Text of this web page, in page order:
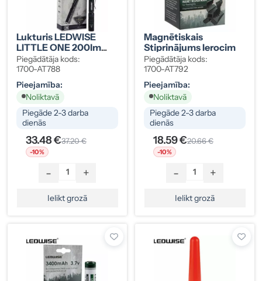
Lukturis LEDWISE
LITTLE ONE 200lm
2xAAA
Piegādātāja kods:
1700-AT788
Pieejamība:
Noliktavā
Piegāde 2-3 darba
dienās
33.48 €37.20 €
-10%
- +
Ielikt grozā
Magnētiskais
Stiprinājums Ierocim
Piegādātāja kods:
1700-AT792
Pieejamība:
Noliktavā
Piegāde 2-3 darba
dienās
18.59 €20.66 €
-10%
- +
Ielikt grozā